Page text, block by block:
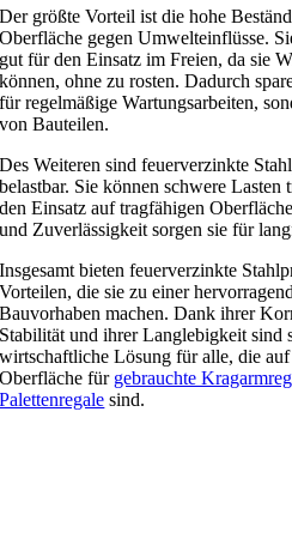
Der größte Vorteil ist die hohe
Oberfläche gegen Umwelteinflüsse.
gut für den Einsatz im Freien, da sie
können, ohne zu rosten. Dadurch
für regelmäßige Wartungsarbeiten,
von Bauteilen.
Des Weiteren sind feuerverzinkte
belastbar. Sie können schwere
den Einsatz auf tragfähigen
und Zuverlässigkeit sorgen sie für
Insgesamt bieten feuerverzinkte
Vorteilen, die sie zu einer
Bauvorhaben machen. Dank ihrer
Stabilität und ihrer Langlebigkeit sind
wirtschaftliche Lösung für alle, die auf
Oberfläche für gebrauchte
Palettenregale sind.